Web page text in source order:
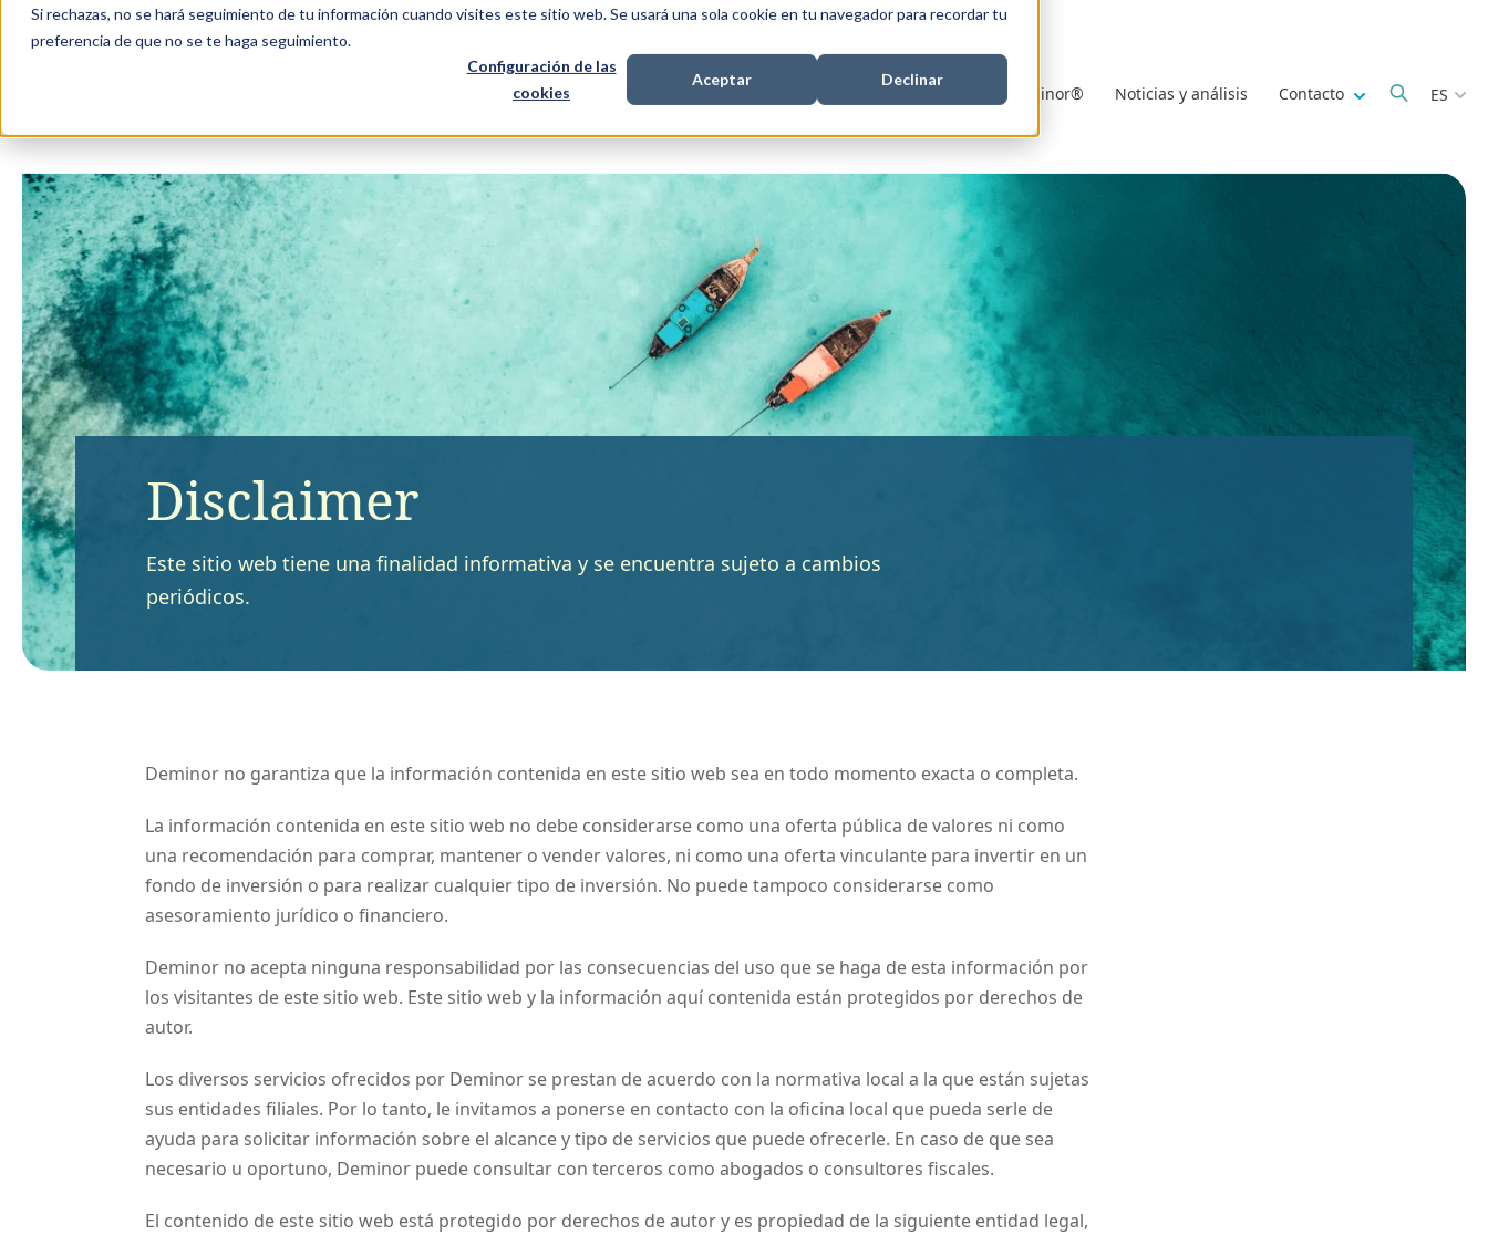
Si rechazas, no se hará seguimiento de tu información cuando visites este sitio web. Se usará una sola cookie en tu navegador para recordar tu
preferencia de que no se te haga seguimiento.
Configuración de las
cookies
Aceptar Declinar
Financiamiento de Litigios Con quién trabajamos Acerca de Deminor® Noticias y análisis Contacto Show submenu
ES
Disclaimer
Este sitio web tiene una finalidad informativa y se encuentra sujeto a cambios
periódicos.
Deminor no garantiza que la información contenida en este sitio web sea en todo momento exacta o completa.
La información contenida en este sitio web no debe considerarse como una oferta pública de valores ni como
una recomendación para comprar, mantener o vender valores, ni como una oferta vinculante para invertir en un
fondo de inversión o para realizar cualquier tipo de inversión. No puede tampoco considerarse como
asesoramiento jurídico o financiero.
Deminor no acepta ninguna responsabilidad por las consecuencias del uso que se haga de esta información por
los visitantes de este sitio web. Este sitio web y la información aquí contenida están protegidos por derechos de
autor.
Los diversos servicios ofrecidos por Deminor se prestan de acuerdo con la normativa local a la que están sujetas
sus entidades filiales. Por lo tanto, le invitamos a ponerse en contacto con la oficina local que pueda serle de
ayuda para solicitar información sobre el alcance y tipo de servicios que puede ofrecerle. En caso de que sea
necesario u oportuno, Deminor puede consultar con terceros como abogados o consultores fiscales.
El contenido de este sitio web está protegido por derechos de autor y es propiedad de la siguiente entidad legal,